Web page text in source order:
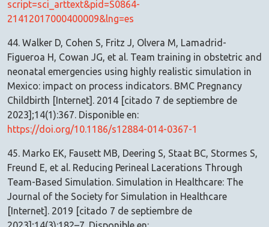
script=sci_arttext&pid=S0864-
21412017000400009&lng=es
44. Walker D, Cohen S, Fritz J, Olvera M, Lamadrid-
Figueroa H, Cowan JG, et al. Team training in obstetric and
neonatal emergencies using highly realistic simulation in
Mexico: impact on process indicators. BMC Pregnancy
Childbirth [Internet]. 2014 [citado 7 de septiembre de
2023];14(1):367. Disponible en:
https://doi.org/10.1186/s12884-014-0367-1
45. Marko EK, Fausett MB, Deering S, Staat BC, Stormes S,
Freund E, et al. Reducing Perineal Lacerations Through
Team-Based Simulation. Simulation in Healthcare: The
Journal of the Society for Simulation in Healthcare
[Internet]. 2019 [citado 7 de septiembre de